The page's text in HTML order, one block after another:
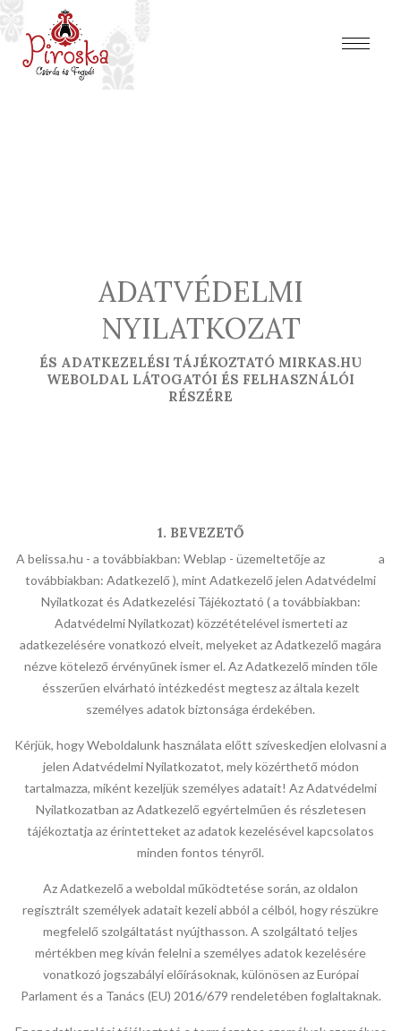
ADATVÉDELMI
NYILATKOZAT
ÉS ADATKEZELÉSI TÁJÉKOZTATÓ MIRKAS.HU
WEBOLDAL LÁTOGATÓI ÉS FELHASZNÁLÓI
RÉSZÉRE
1. BEVEZETŐ
A belissa.hu - a továbbiakban: Weblap - üzemeltetője az a
továbbiakban: Adatkezelő ), mint Adatkezelő jelen Adatvédelmi
Nyilatkozat és Adatkezelési Tájékoztató ( a továbbiakban:
Adatvédelmi Nyilatkozat) közzétételével ismerteti az
adatkezelésére vonatkozó elveit, melyeket az Adatkezelő magára
nézve kötelező érvényűnek ismer el. Az Adatkezelő minden tőle
ésszerűen elvárható intézkedést megtesz az általa kezelt
személyes adatok biztonsága érdekében.
Kérjük, hogy Weboldalunk használata előtt szíveskedjen elolvasni a
jelen Adatvédelmi Nyilatkozatot, mely közérthető módon
tartalmazza, miként kezeljük személyes adatait! Az Adatvédelmi
Nyilatkozatban az Adatkezelő egyértelműen és részletesen
tájékoztatja az érintetteket az adatok kezelésével kapcsolatos
minden fontos tényről.
Az Adatkezelő a weboldal működtetése során, az oldalon
regisztrált személyek adatait kezeli abból a célból, hogy részükre
megfelelő szolgáltatást nyújthasson. A szolgáltató teljes
mértékben meg kíván felelni a személyes adatok kezelésére
vonatkozó jogszabályi előírásoknak, különösen az Európai
Parlament és a Tanács (EU) 2016/679 rendeletében foglaltaknak.